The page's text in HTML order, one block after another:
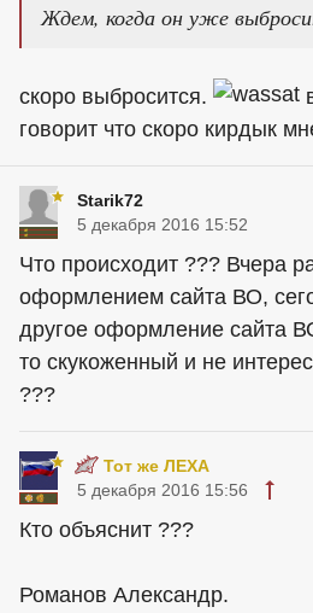
Ждем, когда он уже
скоро выбросится.
говорит что скоро кирдык
Starik72
5 декабря 2016 15:52
Что происходит ??? Вчера
оформлением сайта ВО,
другое оформление сайта
то скукоженный и не
???
Тот же ЛЕХА
5 декабря 2016 15:56
Кто объяснит ???
Романов Александр.